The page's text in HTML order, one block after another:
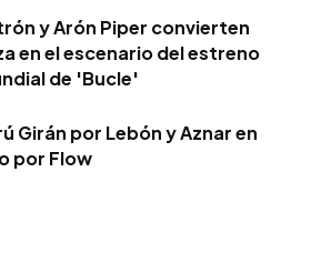
y Arón Piper convierten
en el escenario del estreno
de 'Bucle'
Girán por Lebón y Aznar en
por Flow